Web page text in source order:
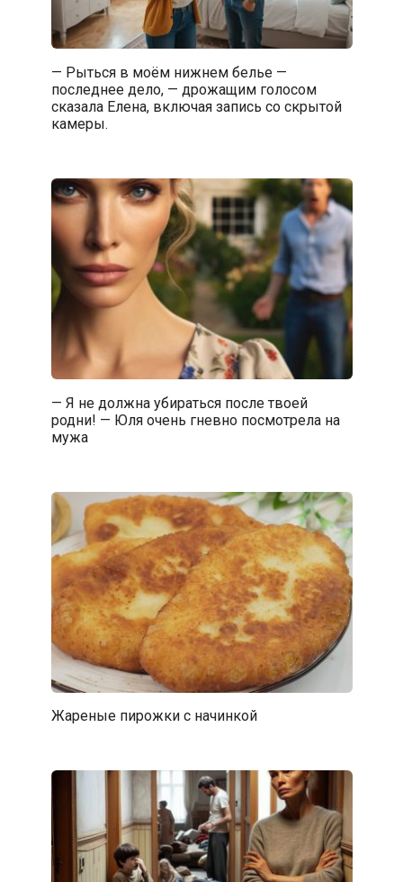
— Рыться в моём нижнем белье —
последнее дело, — дрожащим голосом
сказала Елена, включая запись со скрытой
камеры.
— Я не должна убираться после твоей
родни! — Юля очень гневно посмотрела на
мужа
Жареные пирожки с начинкой